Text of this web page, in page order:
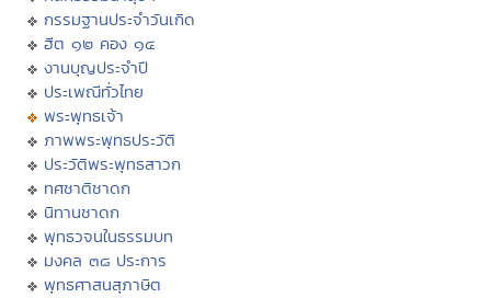
กรรมฐานประจำวันเกิด
ฮีต ๑๒ คอง ๑๔
งานบุญประจำปี
ประเพณีทั่วไทย
พระพุทธเจ้า
ภาพพระพุทธประวัติ
ประวัติพระพุทธสาวก
ทศชาติชาดก
นิทานชาดก
พุทธวจนในธรรมบท
มงคล ๓๘ ประการ
พุทธศาสนสุภาษิต